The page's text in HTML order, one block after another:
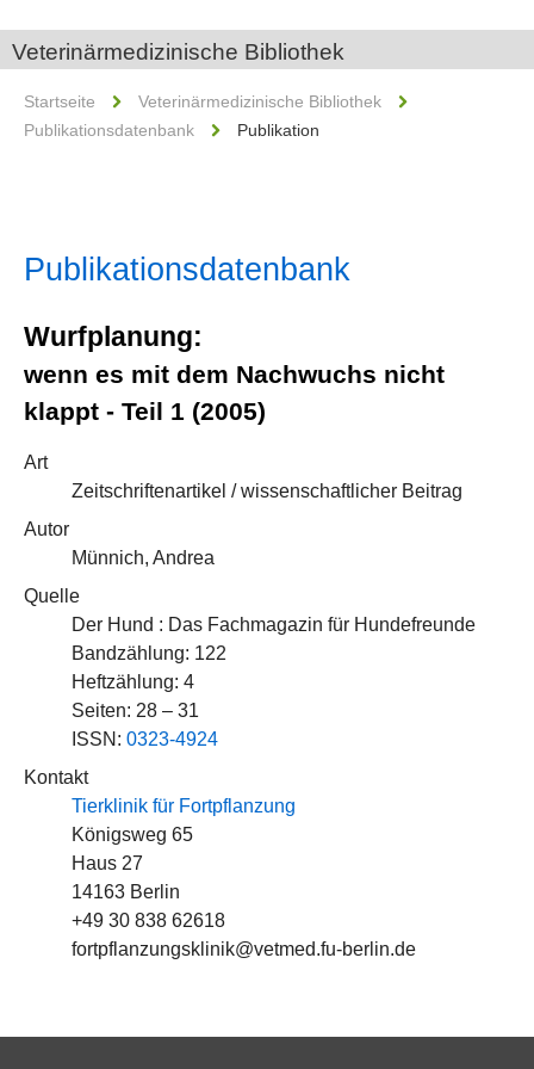
Veterinärmedizinische Bibliothek
Startseite
Veterinärmedizinische Bibliothek
Publikationsdatenbank
Publikation
Publikationsdatenbank
Wurfplanung:
wenn es mit dem Nachwuchs nicht
klappt - Teil 1 (2005)
Art
Zeitschriftenartikel / wissenschaftlicher Beitrag
Autor
Münnich, Andrea
Quelle
Der Hund : Das Fachmagazin für Hundefreunde
Bandzählung: 122
Heftzählung: 4
Seiten: 28 – 31
ISSN: 0323-4924
Kontakt
Tierklinik für Fortpflanzung
Königsweg 65
Haus 27
14163 Berlin
+49 30 838 62618
fortpflanzungsklinik@vetmed.fu-berlin.de